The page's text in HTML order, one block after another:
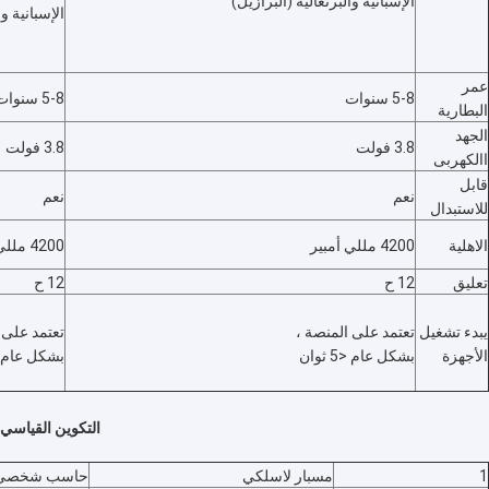
نظام مراقبة تخطيط القلب
فيديو Dermatoscope
طبيّ نقيع مضخة
جهاز Locator الوريد
الإخلاء بالشفط اليدوي
آلة ماكياج دائم
الإسبانية
عمر
البطارية
5-8 سنوات 5-8 سنوات
الجهد
االكهربى
3.8 فولت 3.8 فولت
قابل
للاستبدال
نعم نعم
الاهلية 4200 مللي أمبير 4200 مللي أمبير
تعليق 12 ح 12 ح
يبدء تشغيل
الأجهزة
تعتمد على المنصة ،
بشكل عام <5 ثوان
تعتمد
بشكل عام <5
التكوين القياسي
1 مسبار لاسلكي
حاسب شخصي